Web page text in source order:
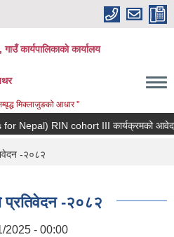
कार्यपालिकाकाे कार्यालय
मिक्लाजुङको आधार ''
-२०८२
प्रतिवेदन -२०८२
2025 - 00:00